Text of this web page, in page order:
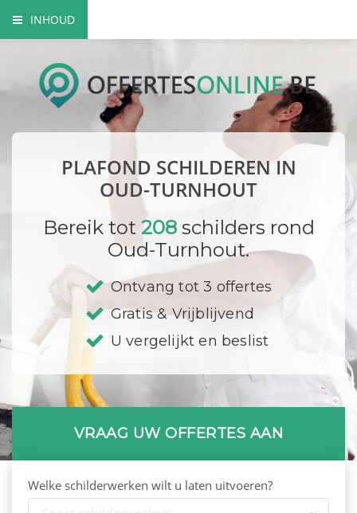
INHOUD
Hoe gaat de vakman te werk?
Sierplafond laten schilderen
Verfsoorten
Bedrijf registreren
PLAFOND SCHILDEREN IN
OUD-TURNHOUT
Bereik tot 208schilders rond
Oud-Turnhout.
Ontvang tot 3 offertes
Gratis & Vrijblijvend
U vergelijkt en beslist
VRAAG UW OFFERTES AAN
Welke schilderwerken wilt u laten uitvoeren?